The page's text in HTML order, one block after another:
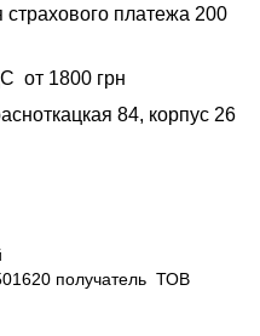
страхового платежа 200
от 1800 грн
84, корпус 26
получатель ТОВ